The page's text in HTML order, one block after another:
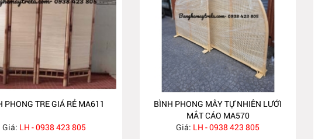
PHONG TRE GIÁ RẺ MA611
Giá: LH - 0938 423 805
BÌNH PHONG MÂY TỰ NHIÊN LƯỚI
MẮT CÁO MA570
Giá: LH - 0938 423 805